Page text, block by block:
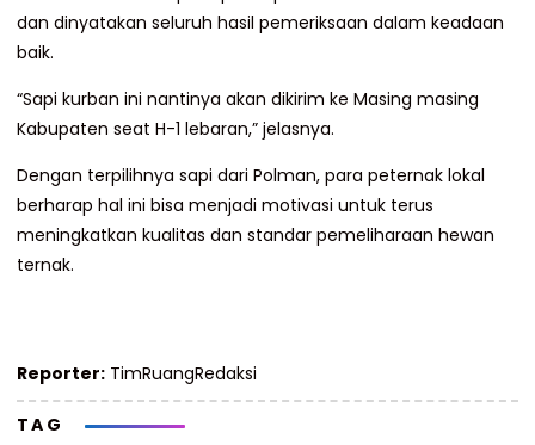
dan dinyatakan seluruh hasil pemeriksaan dalam keadaan
baik.
“Sapi kurban ini nantinya akan dikirim ke Masing masing
Kabupaten seat H-1 lebaran,” jelasnya.
Dengan terpilihnya sapi dari Polman, para peternak lokal
berharap hal ini bisa menjadi motivasi untuk terus
meningkatkan kualitas dan standar pemeliharaan hewan
ternak.
Reporter: TimRuangRedaksi
TAG